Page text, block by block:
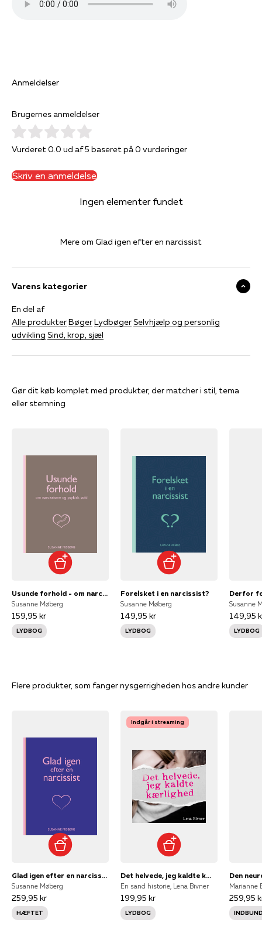
Anmeldelser
Brugernes anmeldelser
Vurderet 0.0 ud af 5 baseret på 0 vurderinger
Skriv en anmeldelse
Ingen elementer fundet
Mere om Glad igen efter en narcissist
Varens kategorier
En del af
Alle produkterBøgerLydbøgerSelvhjælp og personlig
udvikling Sind, krop, sjæl
Gør dit køb komplet med produkter, der matcher i stil, tema
eller stemning
Usunde forhold - om narcissisme og psykisk vold
Susanne Møberg
159,95 kr
LYDBOG
Forelsket i en narcissist?
Susanne Møberg
149,95 kr
LYDBOG
Susanne
149,95
LYDBOG
Flere produkter, som fanger nysgerrigheden hos andre kunder
Glad igen efter en narcissist
Susanne Møberg
259,95 kr
HÆFTET
Indgår i streaming
Det helvede, jeg kaldte kærlighed: En sand historie
En sand historie, Lena Bivner
199,95 kr
LYDBOG
Marianne
259,95